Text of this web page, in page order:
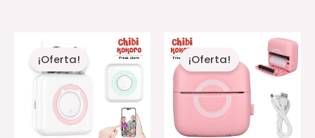
¡Oferta!
El
precio
original
era:
$45.000,00.
El
precio
actual
es:
$34.000,00.
¡Oferta!
El
precio
original
era:
El
precio
actual
es: